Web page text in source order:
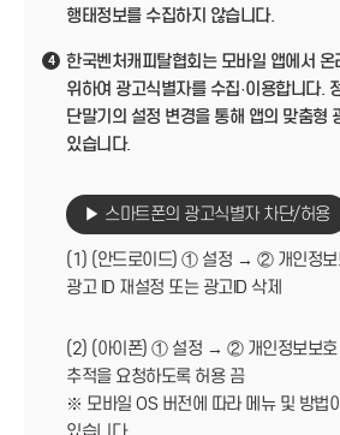
행태정보를 수집하지 않습니다.
4
한국벤처캐피탈협회는 모바일 앱에서
위하여 광고식별자를 수집·이용합니다.
단말기의 설정 변경을 통해 앱의 맞춤형
있습니다.
▶ 스마트폰의 광고식별자 차단/허용
(1) (안드로이드) ① 설정 → ② 개인정
광고 ID 재설정 또는 광고ID 삭제
(2) (아이폰) ① 설정 → ② 개인정보보
추적을 요청하도록 허용 끔
※ 모바일 OS 버전에 따라 메뉴 및 방법